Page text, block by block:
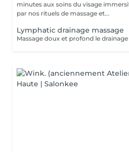
minutes aux soins du visage
par nos rituels de massage et...
Lymphatic drainage massage